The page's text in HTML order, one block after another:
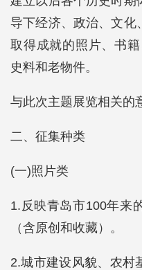
导下经济、政治、文化
取得成就的照片、书
史料和老物件。
与此次主题展览相关的
二、征集种类
(一)照片类
1.反映青岛市100年来
（含原创和收藏）。
2.城市建设风貌、农村